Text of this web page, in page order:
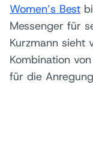
Women’s Best
Messenger für
Kurzmann sieht
Kombination
für die